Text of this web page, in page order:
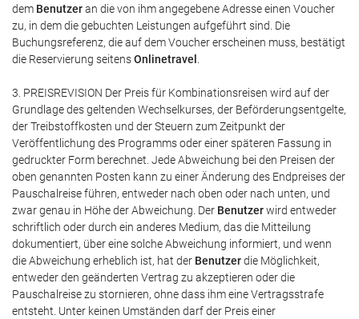
dem Benutzeran die von ihm angegebene Adresse einen Voucher
zu, in dem die gebuchten Leistungen aufgeführt sind. Die
Buchungsreferenz, die auf dem Voucher erscheinen muss, bestätigt
die Reservierung seitensOnlinetravel .
3. PREISREVISION Der Preis für Kombinationsreisen wird auf der
Grundlage des geltenden Wechselkurses, der Beförderungsentgelte,
der Treibstoffkosten und der Steuern zum Zeitpunkt der
Veröffentlichung des Programms oder einer späteren Fassung in
gedruckter Form berechnet. Jede Abweichung bei den Preisen der
oben genannten Posten kann zu einer Änderung des Endpreises der
Pauschalreise führen, entweder nach oben oder nach unten, und
zwar genau in Höhe der Abweichung. Der Benutzerwird entweder
schriftlich oder durch ein anderes Medium, das die Mitteilung
dokumentiert, über eine solche Abweichung informiert, und wenn
die Abweichung erheblich ist, hat der Benutzerdie Möglichkeit,
entweder den geänderten Vertrag zu akzeptieren oder die
Pauschalreise zu stornieren, ohne dass ihm eine Vertragsstrafe
entsteht. Unter keinen Umständen darf der Preis einer